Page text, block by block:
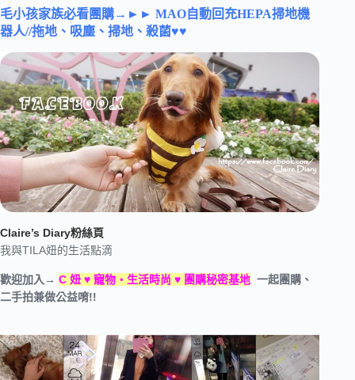
毛小孩家族必看團購→ ►► MAO自動回充HEPA掃地機
器人//拖地、吸塵、掃地、殺菌♥♥
Claire’s Diary粉絲頁
我與TILA妞的生活點滴
歡迎加入→ C 妞 ♥ 寵物‧生活時尚 ♥ 團購秘密基地 一起團購、
二手拍兼做公益唷!!